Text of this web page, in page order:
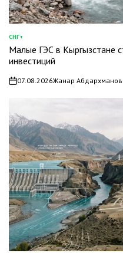
ОПУБЛИКОВАНО
В
СНГ+
Малые ГЭС в Кыргызстане
инвестиций
on07.08.2026Жанар